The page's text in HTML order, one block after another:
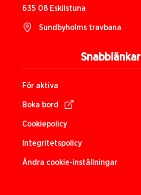
Snabblänkar
För aktiva
Boka bord
Cookiepolicy
Integritetspolicy
Ändra cookie-inställningar
635 08 Eskilstuna
Sundbyholms travbana